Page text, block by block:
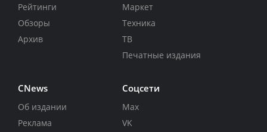
Рейтинги
Обзоры
Архив
Маркет
Техника
ТВ
Печатные издания
CNews
Об издании
Реклама
Соцсети
Max
VK